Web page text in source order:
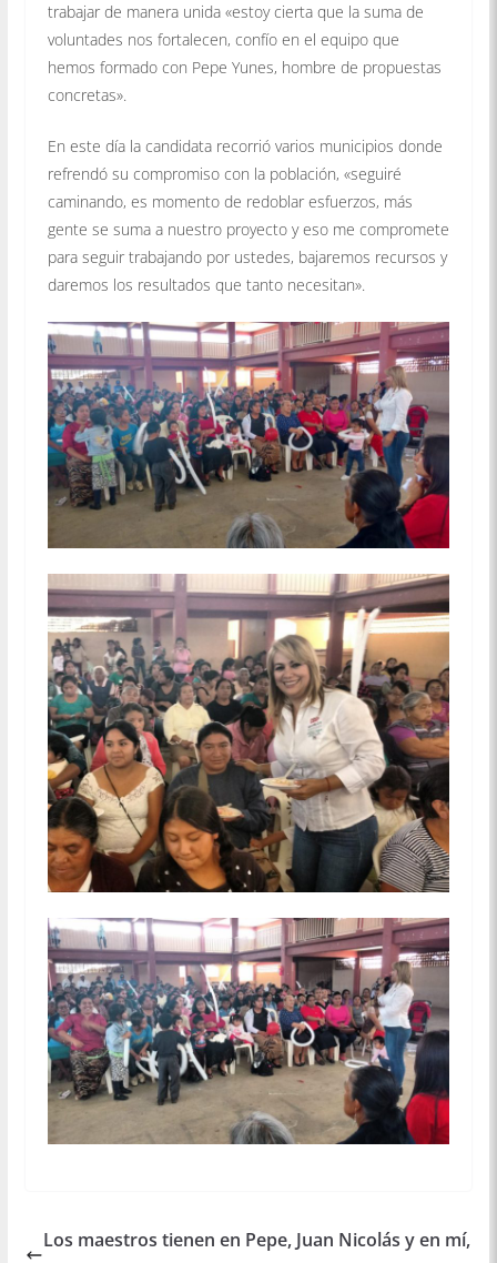
trabajar de manera unida «estoy cierta que la suma de
voluntades nos fortalecen, confío en el equipo que
hemos formado con Pepe Yunes, hombre de propuestas
concretas».
En este día la candidata recorrió varios municipios donde
refrendó su compromiso con la población, «seguiré
caminando, es momento de redoblar esfuerzos, más
gente se suma a nuestro proyecto y eso me compromete
para seguir trabajando por ustedes, bajaremos recursos y
daremos los resultados que tanto necesitan».
Los maestros tienen en Pepe, Juan Nicolás y en mí,